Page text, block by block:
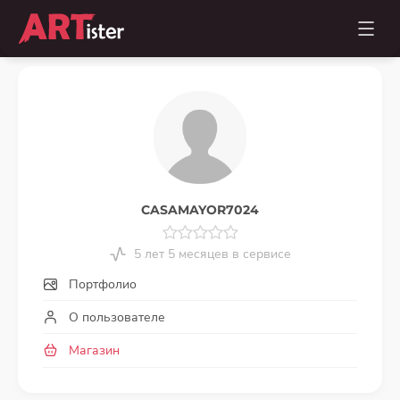
CASAMAYOR7024
5 лет 5 месяцев в сервисе
Портфолио
О пользователе
Магазин